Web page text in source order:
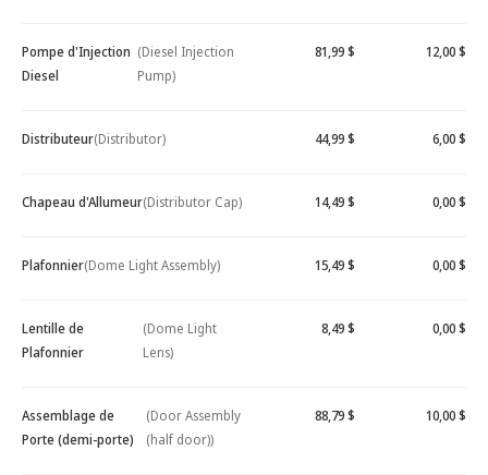
Pompe d'Injection
Diesel
(Diesel Injection
Pump)
81,99 $ 12,00 $
Distributeur(Distributor) 44,99 $ 6,00 $
Chapeau d'Allumeur(Distributor Cap) 14,49 $ 0,00 $
Plafonnier(Dome Light Assembly) 15,49 $ 0,00 $
Lentille de
Plafonnier
(Dome Light
Lens)
8,49 $ 0,00 $
Assemblage de
Porte (demi-porte)
(Door Assembly
(half door))
88,79 $ 10,00 $